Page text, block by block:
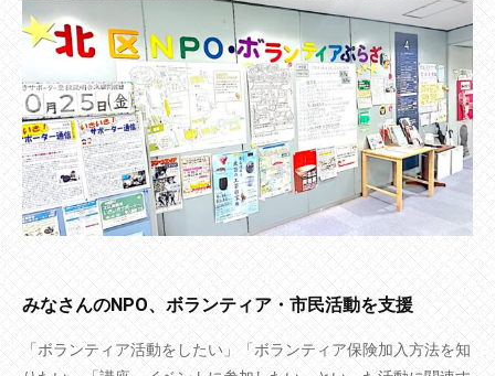
みなさんのNPO、ボランティア・市民活動を支援
「ボランティア活動をしたい」「ボランティア保険加入方法を知